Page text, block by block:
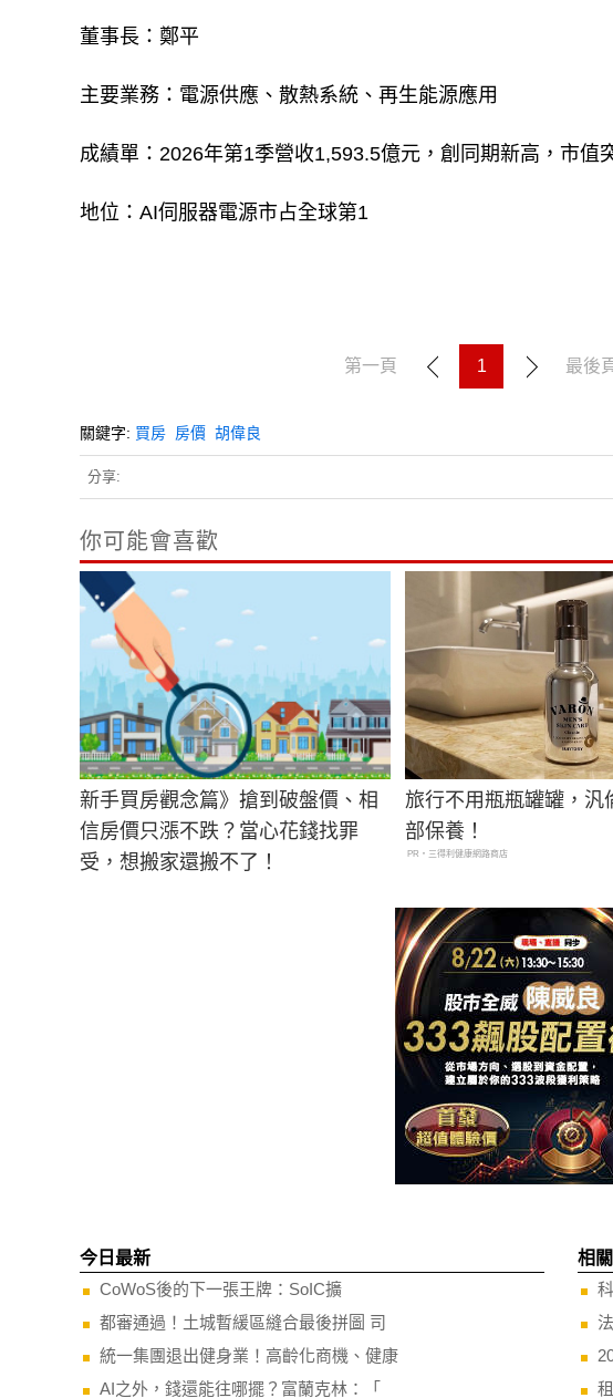
董事長：鄭平
主要業務：電源供應、散熱系統、再生能源應用
成績單：2026年第1季營收1,593.5億元，創同期新高，市值
地位：AI伺服器電源市占全球第1
第一頁 1 最後
關鍵字: 買房 房價 胡偉良
分享:
你可能會喜歡
新手買房觀念篇》搶到破盤價、相
信房價只漲不跌？當心花錢找罪
受，想搬家還搬不了！
旅行不用瓶瓶罐罐，汎
部保養！
PR・三得利健康網路商店
今日最新
CoWoS後的下一張王牌：SoIC擴
都審通過！土城暫緩區縫合最後拼圖 司
統一集團退出健身業！高齡化商機、健康
AI之外，錢還能往哪擺？富蘭克林：「
相